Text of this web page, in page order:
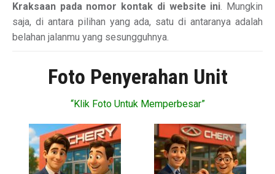
Kraksaan pada nomor kontak di website ini. Mungkin
saja, di antara pilihan yang ada, satu di antaranya adalah
belahan jalanmu yang sesungguhnya.
Foto Penyerahan Unit
“Klik Foto Untuk Memperbesar”